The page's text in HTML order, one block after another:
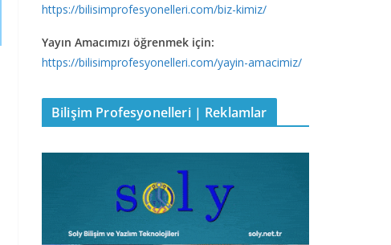
https://bilisimprofesyonelleri.com/biz-kimiz/
Yayın Amacımızı öğrenmek için:
https://bilisimprofesyonelleri.com/yayin-amacimiz/
Bilişim Profesyonelleri | Reklamlar